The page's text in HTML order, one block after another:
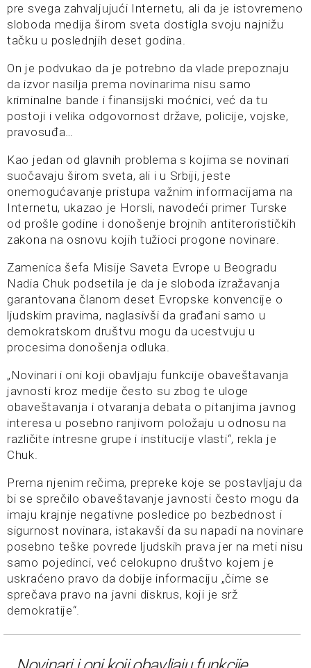
pre svega zahvaljujući Internetu, ali da je istovremeno
sloboda medija širom sveta dostigla svoju najnižu
tačku u poslednjih deset godina.
On je podvukao da je potrebno da vlade prepoznaju
da izvor nasilja prema novinarima nisu samo
kriminalne bande i finansijski moćnici, već da tu
postoji i velika odgovornost države, policije, vojske,
pravosuđa…
Kao jedan od glavnih problema s kojima se novinari
suočavaju širom sveta, ali i u Srbiji, jeste
onemogućavanje pristupa važnim informacijama na
Internetu, ukazao je Horsli, navodeći primer Turske
od prošle godine i donošenje brojnih antiterorističkih
zakona na osnovu kojih tužioci progone novinare.
Zamenica šefa Misije Saveta Evrope u Beogradu
Nadia Chuk podsetila je da je sloboda izražavanja
garantovana članom deset Evropske konvencije o
ljudskim pravima, naglasivši da građani samo u
demokratskom društvu mogu da ucestvuju u
procesima donošenja odluka.
„Novinari i oni koji obavljaju funkcije obaveštavanja
javnosti kroz medije često su zbog te uloge
obaveštavanja i otvaranja debata o pitanjima javnog
interesa u posebno ranjivom položaju u odnosu na
različite intresne grupe i institucije vlasti“, rekla je
Chuk.
Prema njenim rečima, prepreke koje se postavljaju da
bi se sprečilo obaveštavanje javnosti često mogu da
imaju krajnje negativne posledice po bezbednost i
sigurnost novinara, istakavši da su napadi na novinare
posebno teške povrede ljudskih prava jer na meti nisu
samo pojedinci, već celokupno društvo kojem je
uskraćeno pravo da dobije informaciju „čime se
sprečava pravo na javni diskrus, koji je srž
demokratije“.